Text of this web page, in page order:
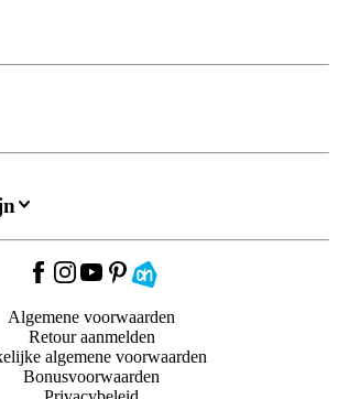
Algemene voorwaarden
Retour aanmelden
algemene voorwaarden
Bonusvoorwaarden